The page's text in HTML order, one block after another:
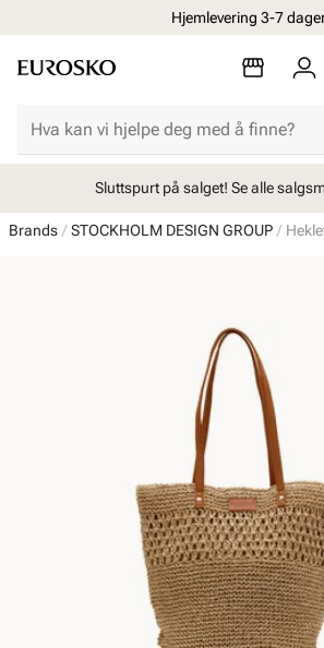
Hjemlevering 3-7
Sluttspurt på salget! Se alle
Brands STOCKHOLM DESIGN GROUP